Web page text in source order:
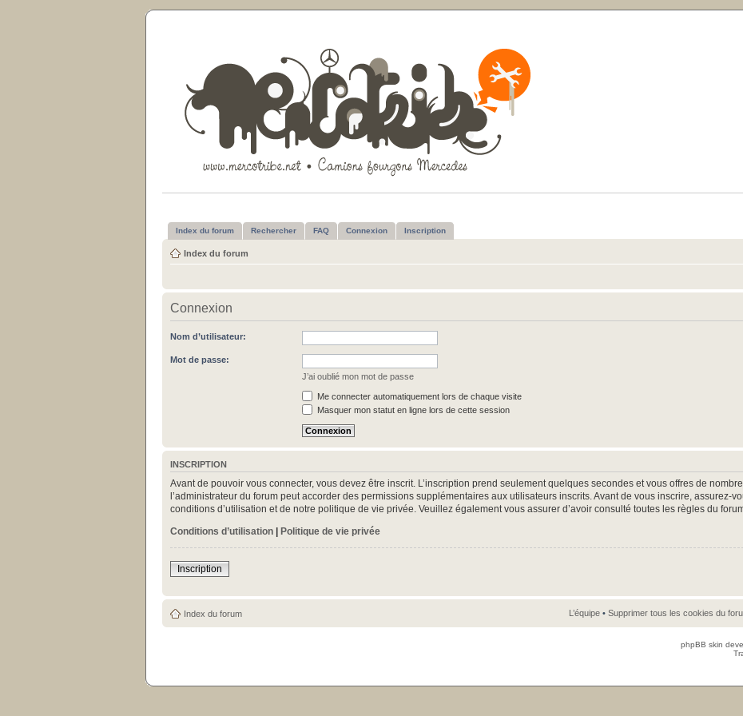
Index du forum Rechercher FAQ Connexion Inscription
Index du forum
Connexion
Nom d’utilisateur:
Mot de passe:
J’ai oublié mon mot de passe
Me connecter automatiquement lors de chaque visite
Masquer mon statut en ligne lors de cette session
INSCRIPTION
Avant de pouvoir vous connecter, vous devez être inscrit. L’inscription prend seulement quelques secondes et vous offres de
l’administrateur du forum peut accorder des permissions supplémentaires aux utilisateurs inscrits. Avant de vous inscrire, assurez-
conditions d’utilisation et de notre politique de vie privée. Veuillez également vous assurer d’avoir consulté toutes les règles du
Conditions d’utilisation | Politique de vie privée
Inscription
Index du forum L’équipe • Supprimer tous les cookies du
phpBB skin